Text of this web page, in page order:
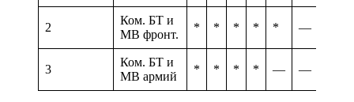
2
Ком. БТ и
МВ фронт.
* * * * * —
3
Ком. БТ и
МВ армий
* * * * — —